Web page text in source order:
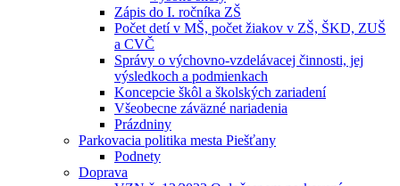
Zápis do I. ročníka ZŠ
Počet detí v MŠ, počet žiakov v ZŠ, ŠKD, ZUŠ
a CVČ
Správy o výchovno-vzdelávacej činnosti, jej
výsledkoch a podmienkach
Koncepcie škôl a školských zariadení
Všeobecne záväzné nariadenia
Prázdniny
Parkovacia politika mesta Piešťany
Podnety
Doprava